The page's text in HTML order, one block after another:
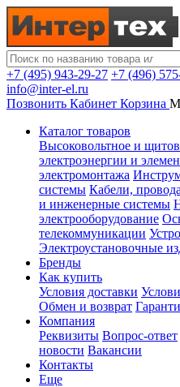
+7 (495) 943-29-27 +7 (496)
info@inter-el.ru
Позвонить Кабинет Корзина
Каталог товаров
Высоковольтное и
электроэнергии и
электромонтажа
системы Кабели,
и инженерные системы
электрооборудование
телекоммуникации
Электроустановочные
Бренды
Как купить
Условия доставки
Обмен и возврат
Компания
Реквизиты Вопрос-ответ
новости Вакансии
Контакты
Еще